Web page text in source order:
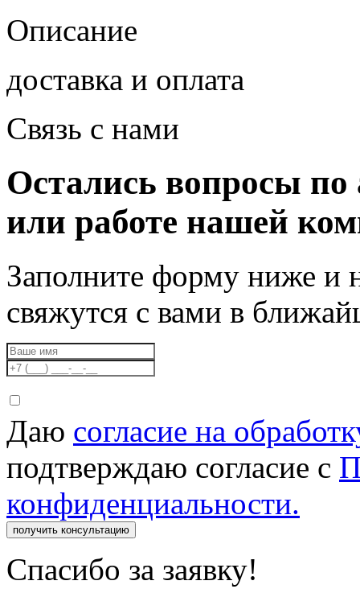
Описание
доставка и оплата
Связь с нами
Остались вопросы по
или работе нашей
Заполните форму ниже и
свяжутся с вами в
Даю согласие на
подтверждаю согласие с
конфиденциальности.
получить консультацию
Спасибо за заявку!